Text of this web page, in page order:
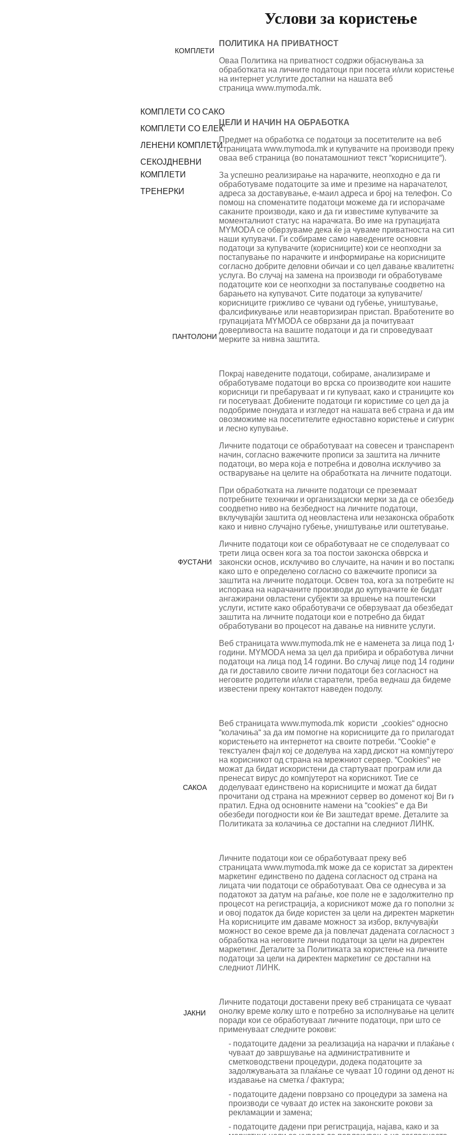
КОМПЛЕТИ
КОМПЛЕТИ СО САКО
КОМПЛЕТИ СО ЕЛЕК
ЛЕНЕНИ КОМПЛЕТИ
СЕКОЈДНЕВНИ
КОМПЛЕТИ
ТРЕНЕРКИ
ПАНТОЛОНИ
ФУСТАНИ
САКОА
ЈАКНИ
Услови за користење
ПОЛИТИКА НА ПРИВАТНОСТ
Оваа Политика на приватност содржи објаснувања за
обработката на личните податоци при посета и/или
на интернет услугите достапни на нашата веб
страница www.mymoda.mk.
ЦЕЛИ И НАЧИН НА ОБРАБОТКА
Предмет на обработка се податоци за посетителите на веб
страницата www.mymoda.mk и купувачите на производи преку
оваа веб страница (во понатамошниот текст “корисниците“).
За успешно реализирање на нарачките, неопходно е да ги
обработуваме податоците за име и презиме на нарачателот,
адреса за доставување, е-маил адреса и број на телефон. Со
помош на споменатите податоци можеме да ги испорачаме
саканите производи, како и да ги известиме купувачите за
моменталниот статус на нарачката. Во име на групацијата
MYMODA се обврзуваме дека ќе ја чуваме приватноста на
наши купувачи. Ги собираме само наведените основни
податоци за купувачите (корисниците) кои се неопходни за
постапување по нарачките и информирање на корисниците
согласно добрите деловни обичаи и со цел давање
услуга. Во случај на замена на производи ги обработуваме
податоците кои се неопходни за постапување соодветно на
барањето на купувачот. Сите податоци за купувачите/
корисниците грижливо се чувани од губење, уништување,
фалсификување или неавторизиран пристап. Вработените во
групацијата MYMODA се обврзани да ја почитуваат
доверливоста на вашите податоци и да ги спроведуваат
мерките за нивна заштита.
Покрај наведените податоци, собираме, анализираме и
обработуваме податоци во врска со производите кои нашите
корисници ги пребаруваат и ги купуваат, како и страниците
ги посетуваат. Добиените податоци ги користиме со цел да ја
подобриме понудата и изгледот на нашата веб страна и да им
овозможиме на посетителите едноставно користење и
и лесно купување.
Личните податоци се обработуваат на совесен и
начин, согласно важечките прописи за заштита на личните
податоци, во мера која е потребна и доволна исклучиво за
остварување на целите на обработката на личните податоци.
При обработката на личните податоци се преземаат
потребните технички и организациски мерки за да се
соодветно ниво на безбедност на личните податоци,
вклучувајќи заштита од неовластена или незаконска
како и нивно случајно губење, уништување или оштетување.
Личните податоци кои се обработуваат не се споделуваат со
трети лица освен кога за тоа постои законска обврска и
законски основ, исклучиво во случаите, на начин и во
како што е определено согласно со важечките прописи за
заштита на личните податоци. Освен тоа, кога за потребите
испорака на нарачаните производи до купувачите ќе бидат
ангажирани овластени субјекти за вршење на поштенски
услуги, истите како обработувачи се обврзуваат да обезбедат
заштита на личните податоци кои е потребно да бидат
обработувани во процесот на давање на нивните услуги.
Веб страницата www.mymoda.mk не е наменета за лица под
години. MYMODA нема за цел да прибира и обработува лични
податоци на лица под 14 години. Во случај лице под 14 години
да ги доставило своите лични податоци без согласност на
неговите родители и/или старатели, треба веднаш да бидеме
известени преку контактот наведен подолу.
Веб страницата www.mymoda.mk користи „cookies“ односно
“колачиња“ за да им помогне на корисниците да го прилагодат
користењето на интернетот на своите потреби. “Cookie“ е
текстуален фајл кој се доделува на хард дискот на
на корисникот од страна на мрежниот сервер. “Cookies“ не
можат да бидат искористени да стартуваат програм или да
пренесат вирус до компјутерот на корисникот. Тие се
доделуваат единствено на корисниците и можат да бидат
прочитани од страна на мрежниот сервер во доменот кој Ви
пратил. Една од основните намени на “сookies“ е да Ви
обезбеди погодности кои ќе Ви заштедат време. Деталите за
Политиката за колачиња се достапни на следниот ЛИНК.
Личните податоци кои се обработуваат преку веб
страницата www.mymoda.mk може да се користат за директен
маркетинг единствено по дадена согласност од страна на
лицата чии податоци се обработуваат. Ова се однесува и за
податокот за датум на раѓање, кое поле не е задолжително
процесот на регистрација, а корисникот може да го пополни
и овој податок да биде користен за цели на директен
На корисниците им даваме можност за избор, вклучувајќи
можност во секое време да ја повлечат дадената согласност
обработка на неговите лични податоци за цели на директен
маркетинг. Деталите за Политиката за користење на личните
податоци за цели на директен маркетинг се достапни на
следниот ЛИНК.
Личните податоци доставени преку веб страницата се чуваат
онолку време колку што е потребно за исполнување на
поради кои се обработуваат личните податоци, при што се
применуваат следните рокови:
- податоците дадени за реализација на нарачки и плаќање
чуваат до завршување на административните и
сметководствени процедури, додека податоците за
задолжувањата за плаќање се чуваат 10 години од денот
издавање на сметка / фактура;
- податоците дадени поврзано со процедури за замена на
производи се чуваат до истек на законските рокови за
рекламации и замена;
- податоците дадени при регистрација, најава, како и за